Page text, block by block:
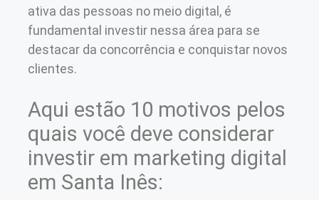
ativa das pessoas no meio digital, é
fundamental investir nessa área para se
destacar da concorrência e conquistar novos
clientes.
Aqui estão 10 motivos pelos
quais você deve considerar
investir em marketing digital
em Santa Inês: